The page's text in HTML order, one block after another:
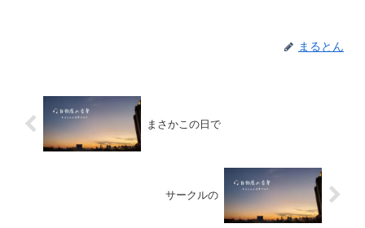
まるとん
まさかこの日で
サークルの